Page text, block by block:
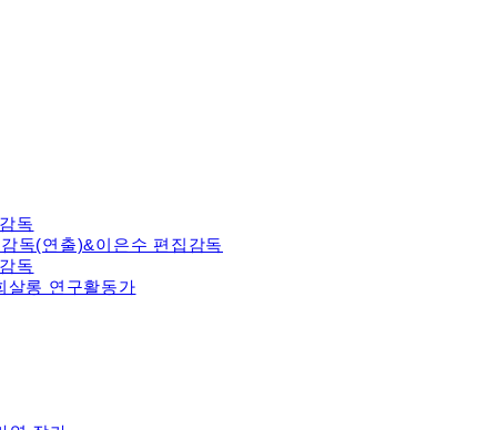
독
독(연출)&이은수 편집감독
독
살롱 연구활동가